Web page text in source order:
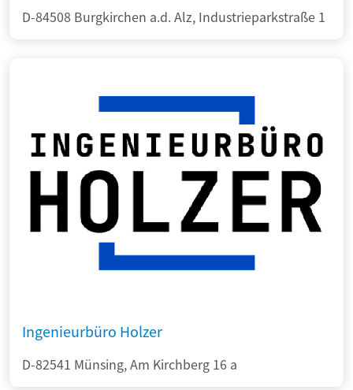
D-84508 Burgkirchen a.d. Alz, Industrieparkstraße 1
Ingenieurbüro Holzer
D-82541 Münsing, Am Kirchberg 16 a